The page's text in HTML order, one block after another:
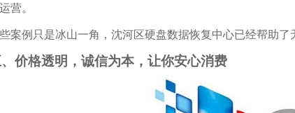
营。
案例只是冰山一角，沈河区硬盘数据恢复中心已经帮助了
价格透明，诚信为本，让你安心消费